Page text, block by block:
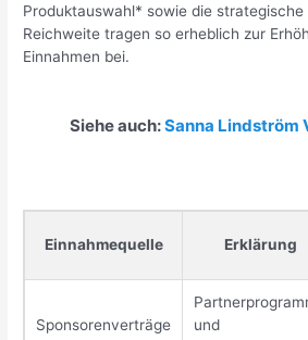
Produktauswahl* sowie die strategische
Reichweite tragen so erheblich zur
Einnahmen bei.
Siehe auch:Sanna Lindström
Einnahmequelle Erklärung
Sponsorenverträge
und